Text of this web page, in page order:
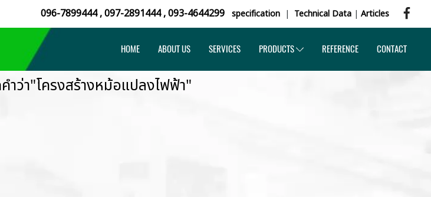
096-7899444,097-2891444,093-4644299 specification | Technical Data | Articles
HOME ABOUT US SERVICES PRODUCTS REFERENCE CONTACT
ำว่า"โครงสร้างหม้อแปลงไฟฟ้า"